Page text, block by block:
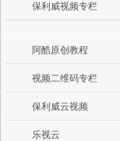
视频加密
教学课程全
防下载/防盗
企业宣传
企业视频宣
个人网站
为个人网站、
保利威视频专栏
阿酷原创教程
视频二维码专栏
保利威云视频
乐视云